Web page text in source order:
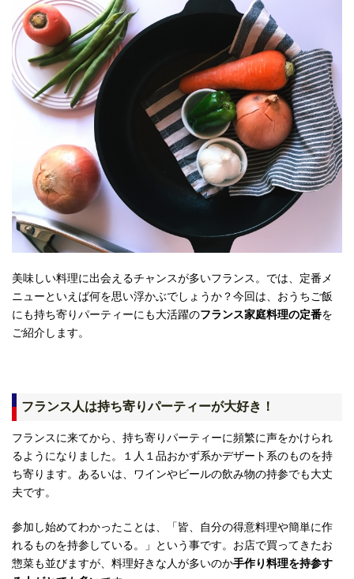
美味しい料理に出会えるチャンスが多いフランス。では、定番メ
ニューといえば何を思い浮かぶでしょうか？今回は、おうちご飯
にも持ち寄りパーティーにも大活躍のフランス家庭料理の定番を
ご紹介します。
フランス人は持ち寄りパーティーが大好き！
フランスに来てから、持ち寄りパーティーに頻繁に声をかけられ
るようになりました。１人１品おかず系かデザート系のものを持
ち寄ります。あるいは、ワインやビールの飲み物の持参でも大丈
夫です。
参加し始めてわかったことは、「皆、自分の得意料理や簡単に作
れるものを持参している。」という事です。お店で買ってきたお
惣菜も並びますが、料理好きな人が多いのか手作り料理を持参す